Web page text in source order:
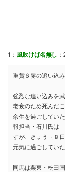
1： 風吹けば名無し
重賞６勝の追い込
強烈な追い込みを
老衰のため死んだ
余生を過ごしてい
報担当・石川氏は
すが、きょう（８
元気に過ごしてい
同馬は栗東・松田